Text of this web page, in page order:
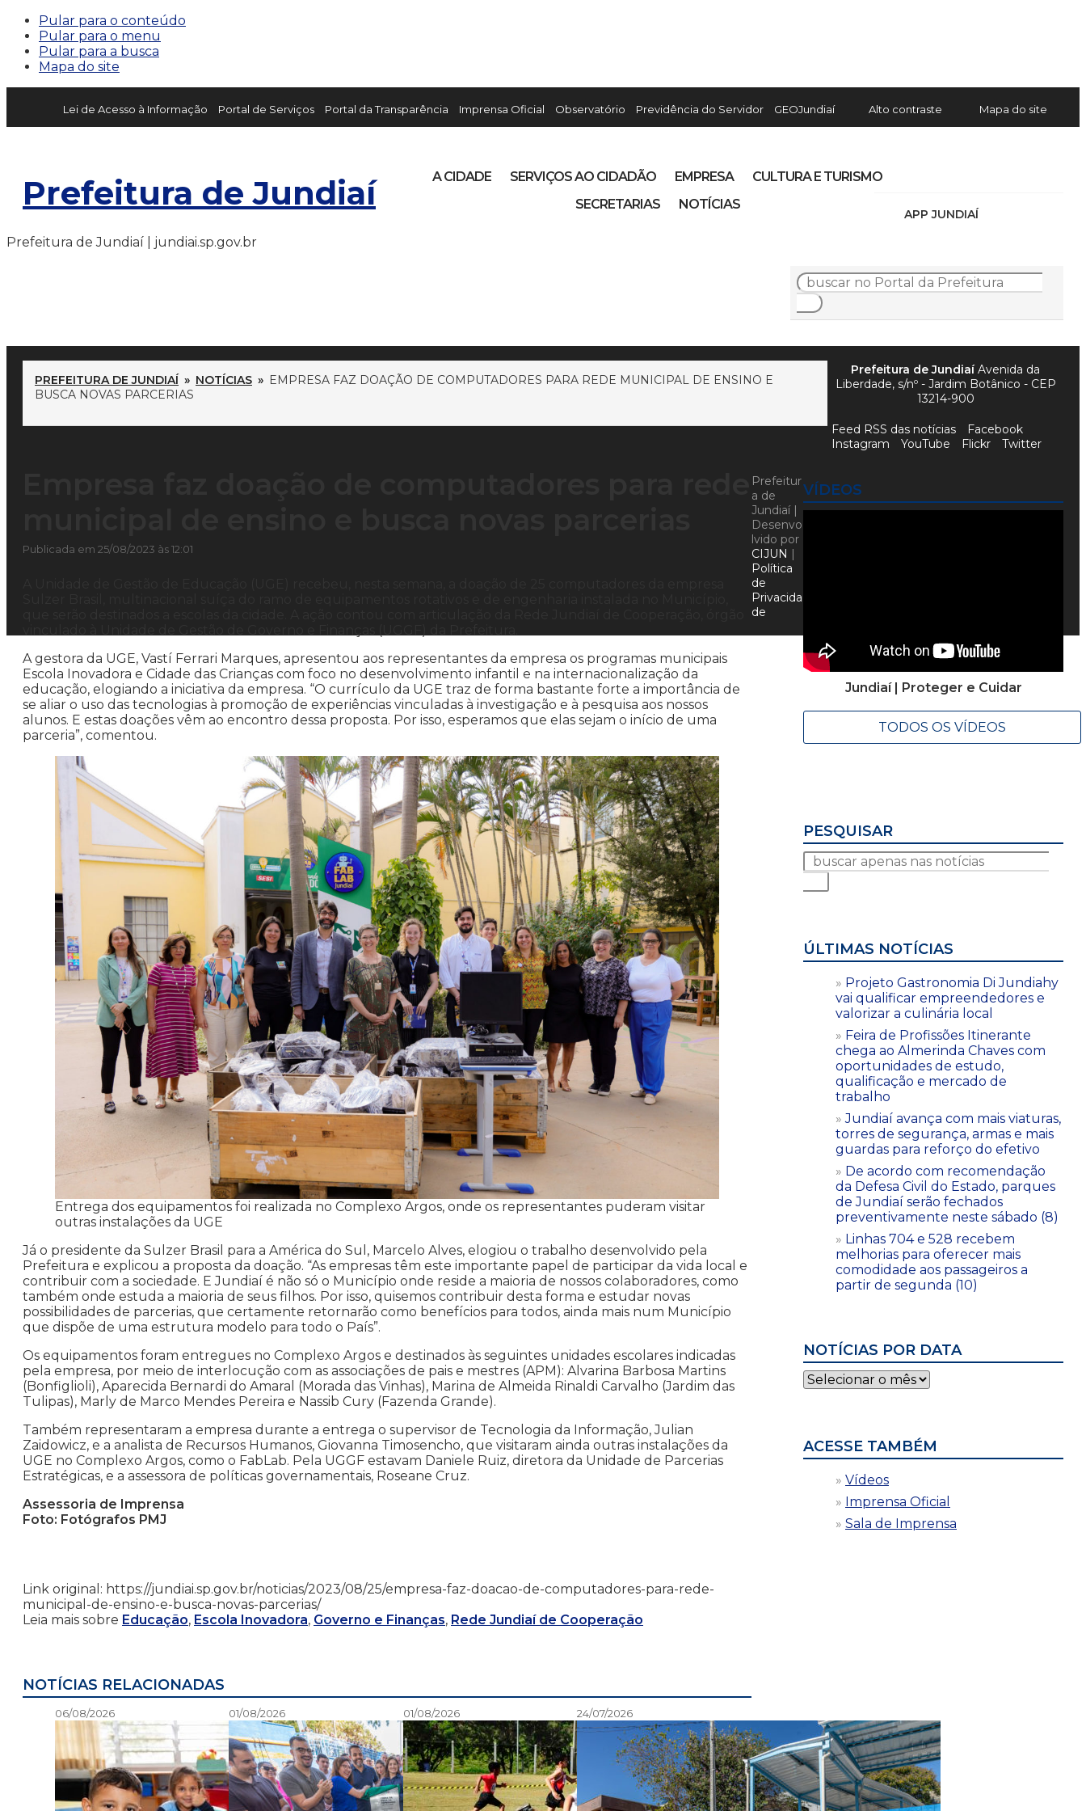
Pular para o conteúdo
Pular para o menu
Pular para a busca
Mapa do site
Lei de Acesso à Informação Portal de Serviços Portal da Transparência Imprensa Oficial Observatório Previdência do Servidor GEOJundiaí Alto contraste Mapa do site
Prefeitura de Jundiaí
APP JUNDIAÍ
A CIDADE SERVIÇOS AO CIDADÃO EMPRESA
CULTURA E TURISMO
SECRETARIAS
NOTÍCIAS
Prefeitura de Jundiaí | jundiai.sp.gov.br
PREFEITURA DE JUNDIAÍ » NOTÍCIAS » EMPRESA FAZ DOAÇÃO DE COMPUTADORES PARA REDE MUNICIPAL DE ENSINO E
BUSCA NOVAS PARCERIAS
Publicada em 25/08/2023 às 12:01
A gestora da UGE, Vastí Ferrari Marques, apresentou aos representantes da empresa os programas municipais
Escola Inovadora e Cidade das Crianças com foco no desenvolvimento infantil e na internacionalização da
educação, elogiando a iniciativa da empresa. “O currículo da UGE traz de forma bastante forte a importância de
se aliar o uso das tecnologias à promoção de experiências vinculadas à investigação e à pesquisa aos nossos
alunos. E estas doações vêm ao encontro dessa proposta. Por isso, esperamos que elas sejam o início de uma
parceria”, comentou.
Entrega dos equipamentos foi realizada no Complexo Argos, onde os representantes puderam visitar
outras instalações da UGE
Já o presidente da Sulzer Brasil para a América do Sul, Marcelo Alves, elogiou o trabalho desenvolvido pela
Prefeitura e explicou a proposta da doação. “As empresas têm este importante papel de participar da vida local e
contribuir com a sociedade. E Jundiaí é não só o Município onde reside a maioria de nossos colaboradores, como
também onde estuda a maioria de seus filhos. Por isso, quisemos contribuir desta forma e estudar novas
possibilidades de parcerias, que certamente retornarão como benefícios para todos, ainda mais num Município
que dispõe de uma estrutura modelo para todo o País”.
Os equipamentos foram entregues no Complexo Argos e destinados às seguintes unidades escolares indicadas
pela empresa, por meio de interlocução com as associações de pais e mestres (APM): Alvarina Barbosa Martins
(Bonfiglioli), Aparecida Bernardi do Amaral (Morada das Vinhas), Marina de Almeida Rinaldi Carvalho (Jardim das
Tulipas), Marly de Marco Mendes Pereira e Nassib Cury (Fazenda Grande).
Também representaram a empresa durante a entrega o supervisor de Tecnologia da Informação, Julian
Zaidowicz, e a analista de Recursos Humanos, Giovanna Timosencho, que visitaram ainda outras instalações da
UGE no Complexo Argos, como o FabLab. Pela UGGF estavam Daniele Ruiz, diretora da Unidade de Parcerias
Estratégicas, e a assessora de políticas governamentais, Roseane Cruz.
Assessoria de Imprensa
Foto: Fotógrafos PMJ
Link original: https://jundiai.sp.gov.br/noticias/2023/08/25/empresa-faz-doacao-de-computadores-para-rede-
municipal-de-ensino-e-busca-novas-parcerias/
Leia mais sobre Educação, Escola Inovadora, Governo e Finanças, Rede Jundiaí de Cooperação
NOTÍCIAS RELACIONADAS
06/08/2026 01/08/2026 01/08/2026 24/07/2026
VÍDEOS
Jundiaí | Proteger e Cuidar
TODOS OS VÍDEOS
PESQUISAR
ÚLTIMAS NOTÍCIAS
Projeto Gastronomia Di Jundiahy
vai qualificar empreendedores e
valorizar a culinária local
Feira de Profissões Itinerante
chega ao Almerinda Chaves com
oportunidades de estudo,
qualificação e mercado de
trabalho
Jundiaí avança com mais viaturas,
torres de segurança, armas e mais
guardas para reforço do efetivo
De acordo com recomendação
da Defesa Civil do Estado, parques
de Jundiaí serão fechados
preventivamente neste sábado (8)
Linhas 704 e 528 recebem
melhorias para oferecer mais
comodidade aos passageiros a
partir de segunda (10)
NOTÍCIAS POR DATA
Notícias
por
ACESSE TAMBÉM
Vídeos
Imprensa Oficial
Sala de Imprensa
Prefeitura de JundiaíAvenida da
Liberdade, s/nº - Jardim Botânico - CEP
13214-900
Feed RSS das notícias
Facebook
Instagram
YouTube Flickr Twitter
Prefeitur
a de
Jundiaí |
Desenvo
lvido por
CIJUN |
Política
de
Privacida
de